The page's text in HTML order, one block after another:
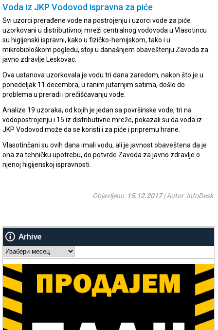
Voda iz JKP Vodovod ispravna za piće
Svi uzorci prerađene vode na postrojenju i uzorci vode za piće
uzorkovani u distributivnoj mreži centralnog vodovoda u Vlasotincu
su higijenski ispravni, kako u fizičko-hemijskom, tako i u
mikrobiološkom pogledu, stoji u današnjem obaveštenju Zavoda za
javno zdravlje Leskovac.
Ova ustanova uzorkovala je vodu tri dana zaredom, nakon što je u
ponedeljak 11.decembra, u ranim jutarnjim satima, došlo do
problema u preradi i prečišćavanju vode.
Analize 19 uzoraka, od kojih je jedan sa površinske vode, tri na
vodopostrojenju i 15 iz distributivne mreže, pokazali su da voda iz
JKP Vodovod može da se koristi i za piće i pripremu hrane.
Vlasotinčani su ovih dana imali vodu, ali je javnost obaveštena da je
ona za tehničku upotrebu, do potvrde Zavoda za javno zdravlje o
njenoj higijenskoj ispravnosti.
Objavljeno: 15.12.2017| Autor: InfoDesk
Arhive
Arhive